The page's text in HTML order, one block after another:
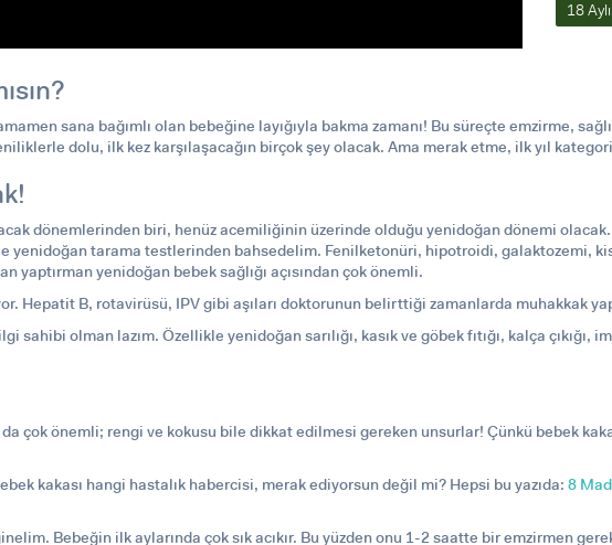
18
sana bağımlı olan bebeğine layığıyla bakma zamanı! Bu süreçte emzirme,
dolu, ilk kez karşılaşacağın birçok şey olacak. Ama merak etme, ilk yıl
dönemlerinden biri, henüz acemiliğinin üzerinde olduğu yenidoğan dönemi
yenidoğan tarama testlerinden bahsedelim. Fenilketonüri, hipotroidi, galaktozemi,
yaptırman yenidoğan bebek sağlığı açısından çok önemli.
Hepatit B, rotavirüsü, IPV gibi aşıları doktorunun belirttiği zamanlarda muhakkak
sahibi olman lazım. Özellikle yenidoğan sarılığı, kasık ve göbek fıtığı, kalça
da çok önemli; rengi ve kokusu bile dikkat edilmesi gereken unsurlar! Çünkü bebek
kakası hangi hastalık habercisi, merak ediyorsun değil mi? Hepsi bu yazıda: 8
Bebeğin ilk aylarında çok sık acıkır. Bu yüzden onu 1-2 saatte bir emzirmen